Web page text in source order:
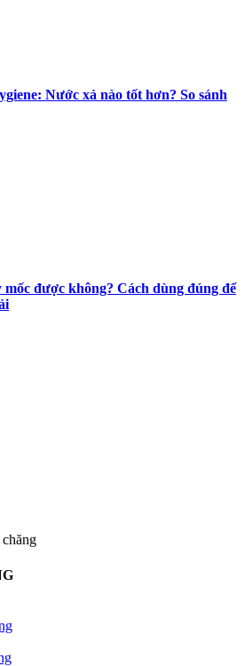
Nước xả nào tốt hơn? So sánh
được không? Cách dùng đúng để